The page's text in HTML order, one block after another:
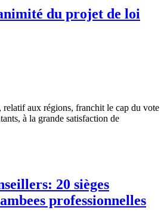
du projet de loi
aux régions, franchit le cap du vote
à la grande satisfaction de
20 sièges
professionnelles